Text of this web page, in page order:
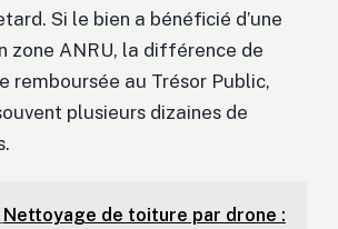
Si le bien a bénéficié d’une
zone ANRU, la différence de
remboursée au Trésor Public,
plusieurs dizaines de
Nettoyage de toiture par drone :